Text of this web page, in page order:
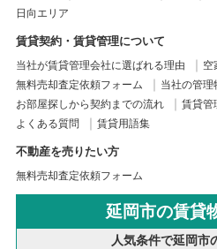
日向エリア
賃貸契約・賃貸管理について
当社が賃貸管理会社に選ばれる理由
空
無料売却査定依頼フォーム
当社の管理
お部屋探しから契約までの流れ
賃貸管
よくある質問
賃貸用語集
不動産を売りたい方
無料売却査定依頼フォーム
延岡市の賃貸
人気条件で延岡市